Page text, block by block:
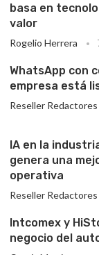
basa en
valor
Rogelio Herrera
WhatsApp con
empresa está
Reseller Redactores
IA en la
genera una
operativa
Reseller Redactores
Intcomex y
negocio del